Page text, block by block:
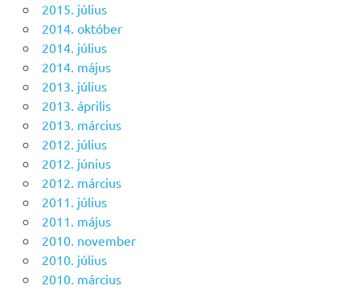
2015. július
2014. október
2014. július
2014. május
2013. július
2013. április
2013. március
2012. július
2012. június
2012. március
2011. július
2011. május
2010. november
2010. július
2010. március